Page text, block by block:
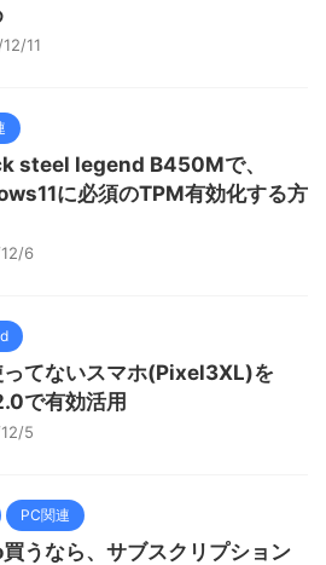
11
steel legend B450Mで、
に必須のTPM有効化する方
6
ってないスマホ(Pixel3XL)を
で有効活用
5
PC関連
うなら、サブスクリプション